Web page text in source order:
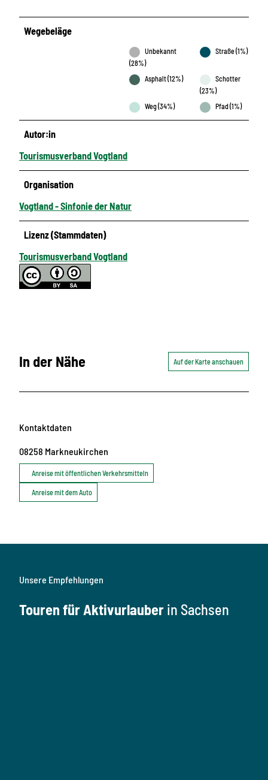
Wegebeläge
Unbekannt
(28%)
Straße (1%)
Asphalt (12%)
Schotter
(23%)
Weg (34%)
Pfad (1%)
Autor:in
Tourismusverband Vogtland
Organisation
Vogtland - Sinfonie der Natur
Lizenz (Stammdaten)
Tourismusverband Vogtland
In der Nähe Auf der Karte anschauen
Kontaktdaten
08258 Markneukirchen
Anreise mit öffentlichen Verkehrsmitteln
Anreise mit dem Auto
Unsere Empfehlungen
Touren für Aktivurlauber in Sachsen